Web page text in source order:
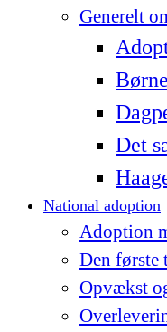
Generelt
Det
National adoption
Adoption
Den første
Opvækst